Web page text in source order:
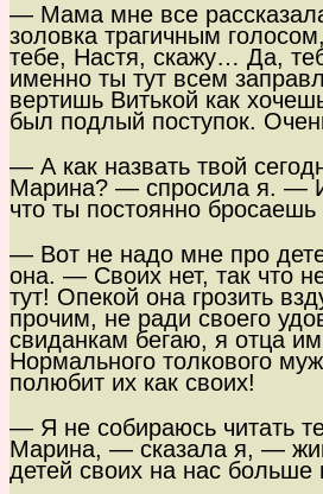
— Мама мне все
золовка трагичным
тебе, Настя, скажу… Да,
именно ты тут всем
вертишь Витькой как
был подлый поступок.
— А как назвать твой
Марина? — спросила я. — И
что ты постоянно бросаешь
— Вот не надо мне про
она. — Своих нет, так что
тут! Опекой она грозить
прочим, не ради своего
свиданкам бегаю, я отца
Нормального толкового
полюбит их как своих!
— Я не собираюсь читать
Марина, — сказала я, —
детей своих на нас больше